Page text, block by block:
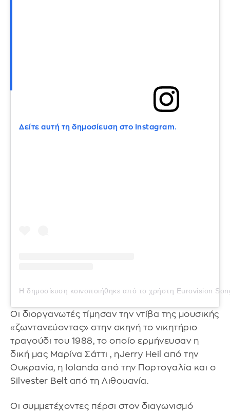
Δείτε αυτή τη δημοσίευση στο Instagram.
Η δημοσίευση κοινοποιήθηκε από το χρήστη Eurovision
Οι διοργανωτές τίμησαν την ντίβα της μουσικής
«ζωντανεύοντας» στην σκηνή το νικητήριο
τραγούδι του 1988, το οποίο ερμήνευσαν η
δική μας Μαρίνα Σάττι , ηJerry Heil από την
Ουκρανία, η Iolanda από την Πορτογαλία και ο
Silvester Belt από τη Λιθουανία.
Οι συμμετέχοντες πέρσι στον διαγωνισμό